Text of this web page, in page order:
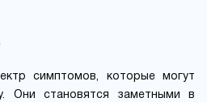
симптомов, которые могут
Они становятся заметными в